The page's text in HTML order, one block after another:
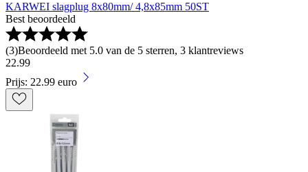
KARWEI slagplug 8x80mm/ 4,8x85mm 50ST
Best beoordeeld
(3)Beoordeeld met 5.0 van de 5 sterren, 3 klantreviews
22.99
Prijs: 22.99 euro